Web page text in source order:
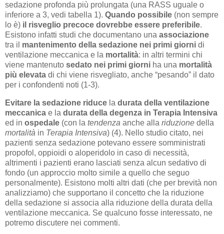
sedazione profonda più prolungata (una RASS uguale o
inferiore a 3, vedi tabella 1). Quando possibile (non sempre
lo è) il risveglio precoce dovrebbe essere preferibile.
Esistono infatti studi che documentano una associazione
tra il mantenimento della sedazione nei primi giorni di
ventilazione meccanica e la mortalità: in altri termini chi
viene mantenuto sedato nei primi giorni ha una mortalità
più elevata di chi viene risvegliato, anche “pesando” il dato
per i confondenti noti (1-3).
Evitare la sedazione riduce la durata della ventilazione
meccanica e la durata della degenza in Terapia Intensiva
ed in ospedale (con la tendenza anche alla riduzione della
mortalità in Terapia Intensiva) (4). Nello studio citato, nei
pazienti senza sedazione potevano essere somministrati
propofol, oppioidi o aloperidolo in caso di necessità,
altrimenti i pazienti erano lasciati senza alcun sedativo di
fondo (un approccio molto simile a quello che seguo
personalmente). Esistono molti altri dati (che per brevità non
analizziamo) che supportano il concetto che la riduzione
della sedazione si associa alla riduzione della durata della
ventilazione meccanica. Se qualcuno fosse interessato, ne
potremo discutere nei commenti.